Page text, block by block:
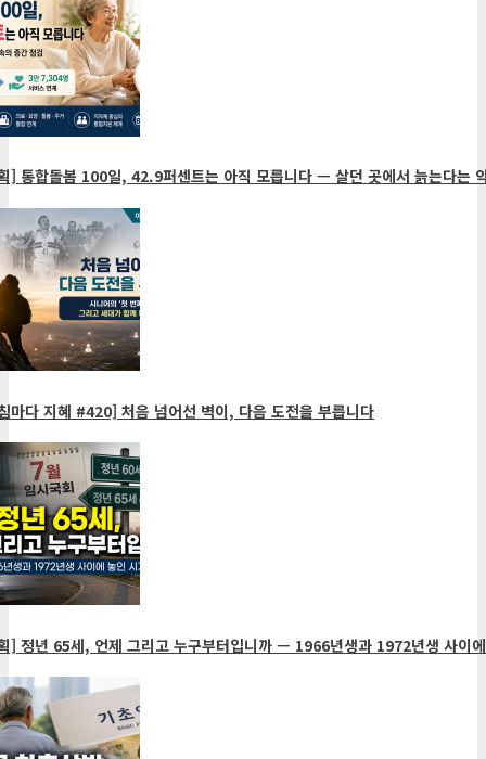
통합돌봄 100일, 42.9퍼센트는 아직 모릅니다 — 살던 곳에서 늙는다는 약
다 지혜 #420] 처음 넘어선 벽이, 다음 도전을 부릅니다
정년 65세, 언제 그리고 누구부터입니까 — 1966년생과 1972년생 사이에